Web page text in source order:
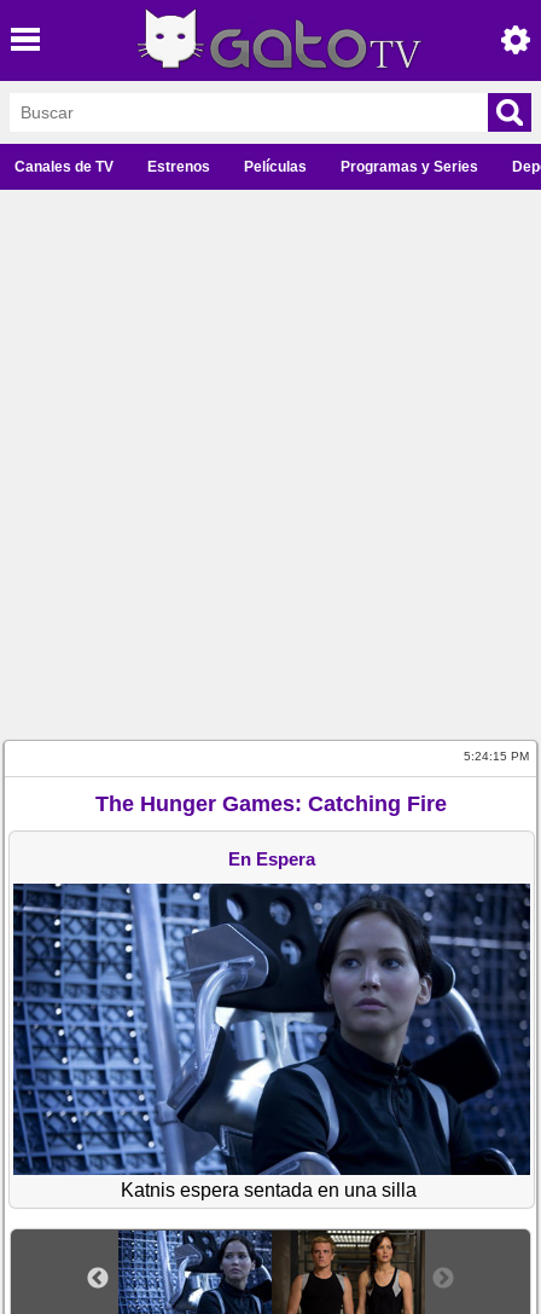
Canales de TV Estrenos Películas Programas y Series
5:24:15 PM
The Hunger Games: Catching Fire
En Espera
Katnis espera sentada en una silla